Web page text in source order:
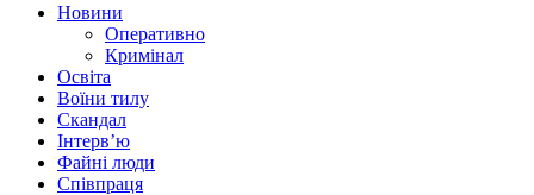
Новини
Оперативно
Кримінал
Освіта
Воїни тилу
Скандал
Інтерв’ю
Файні люди
Співпраця